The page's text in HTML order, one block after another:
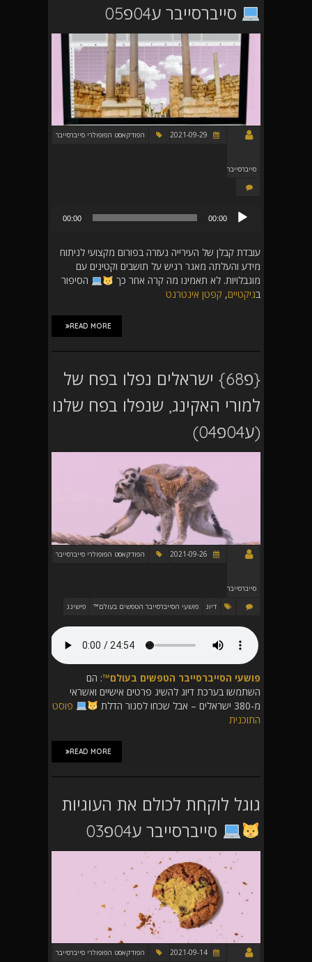
סייברסייבר ע04פ05
סייברסייבר
הפודקאסט הפופולרי סייברסייבר
00:00
00:00
עובדת קבלן של העירייה נעזרה בפורום מקצועי לניתוח
מידע והעלתה מאגר רגיש על תושבים וקטינים עם
מוגבלויות. לא תאמינו מה קרה אחר כך
הסיפור
בגיקטיים, קפטן אינטרנט
READ MORE
{פ68} ישראלים נפלו בפח של
למורי האקינג, שנפלו בפח שלנו
(ע04פ04)
סייברסייבר
הפודקאסט הפופולרי סייברסייבר
דיוג פושעי הסייברסייבר הטפשים בעולם™ פישינג
פושעי הסייברסייבר הטפשים בעולם™: הם
השתמשו בערכת דיוג להשיג פרטים אישיים ואשראי
מ-380 ישראלים – אבל שכחו לסגור הדלת
פוסט
התוכנית
READ MORE
גוגל לוקחת לכולם את העוגיות
סייברסייבר ע04פ03
הפודקאסט הפופולרי סייברסייבר